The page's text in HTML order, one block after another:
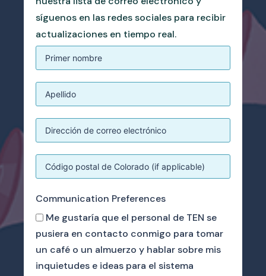
síguenos en las redes sociales para recibir
actualizaciones en tiempo real.
Communication Preferences
Me gustaría que el personal de TEN se
pusiera en contacto conmigo para tomar
un café o un almuerzo y hablar sobre mis
inquietudes e ideas para el sistema